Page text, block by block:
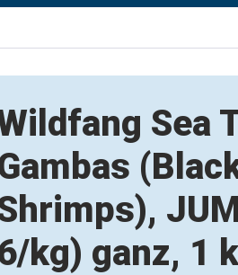
Sea
kg) ganz, 1